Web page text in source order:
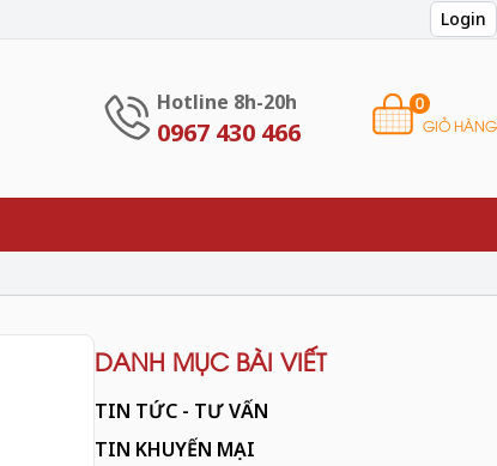
Login
Hotline 8h-20h
0967 430 466 GIỎ HÀNG
0
DANH MỤC BÀI VIẾT
TIN TỨC - TƯ VẤN
TIN KHUYẾN MẠI